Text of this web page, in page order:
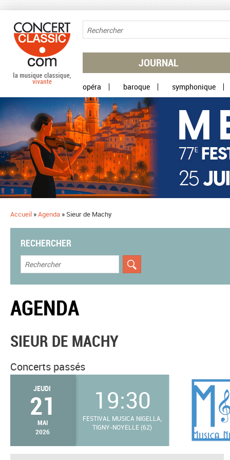
JOURNAL
opéra baroque symphonique
Accueil »Agenda » Sieur de Machy
RECHERCHER
AGENDA
SIEUR DE MACHY
Concerts passés
JEUDI
21
MAI
2026
19:30
FESTIVAL MUSICA NIGELLA,
TIGNY-NOYELLE (62)